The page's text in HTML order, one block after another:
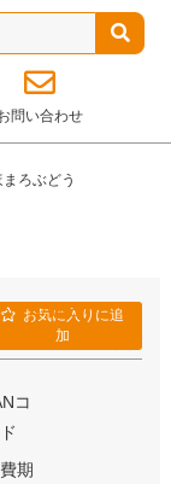
問い合わせ
まろぶどう
ほまろぶどう
お気に入りに追
加
NAME
コ
期